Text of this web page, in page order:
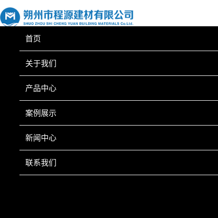
首页
关于我们
产品中心
案例展示
新闻中心
联系我们